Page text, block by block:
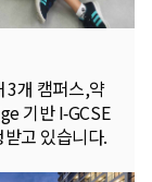
3개 캠퍼스,약
기반 I‑GCSE
고 있습니다.